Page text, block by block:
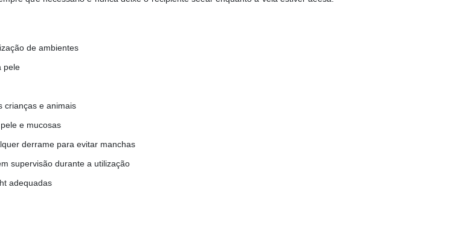
de ambientes
pele
crianças e animais
e mucosas
derrame para evitar manchas
supervisão durante a utilização
adequadas